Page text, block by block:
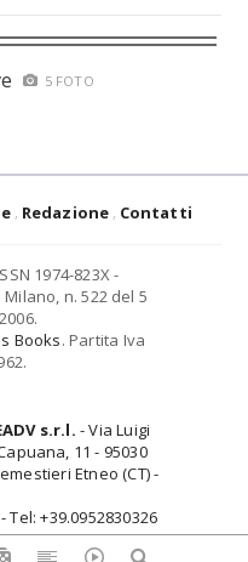
5 FOTO
Redazione Contatti
1974-823X -
n. 522 del 5
Books. Partita Iva
s.r.l. - Via Luigi
11 - 95030
Etneo (CT) -
+39.0952830326